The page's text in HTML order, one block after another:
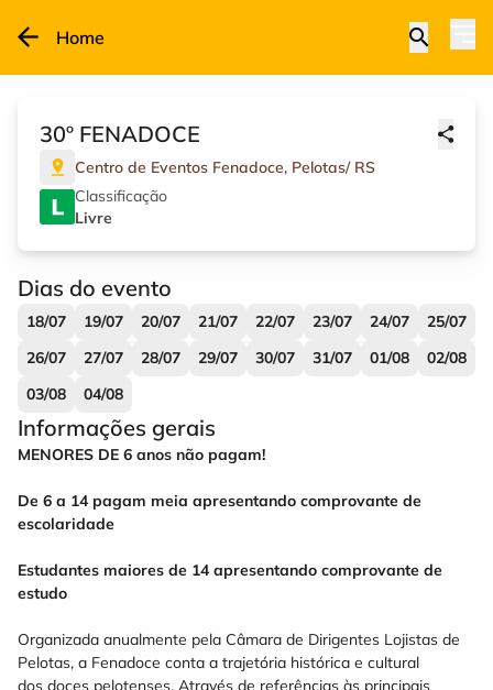
Home
30º FENADOCE
Centro de Eventos Fenadoce, Pelotas/ RS
Classificação
Livre
Dias do evento
18/07 19/07 20/07 21/07 22/07 23/07 24/07
25/07
26/07
27/07 28/07 29/07 30/07 31/07 01/08
02/08
03/08
04/08
Informações gerais
MENORES DE 6 anos não pagam!
De 6 a 14 pagam meia apresentando comprovante de
escolaridade
Estudantes maiores de 14 apresentando comprovante de
estudo
Organizada anualmente pela Câmara de Dirigentes Lojistas de
Pelotas, a Fenadoce conta a trajetória histórica e cultural
dos doces pelotenses. Através de referências às principais